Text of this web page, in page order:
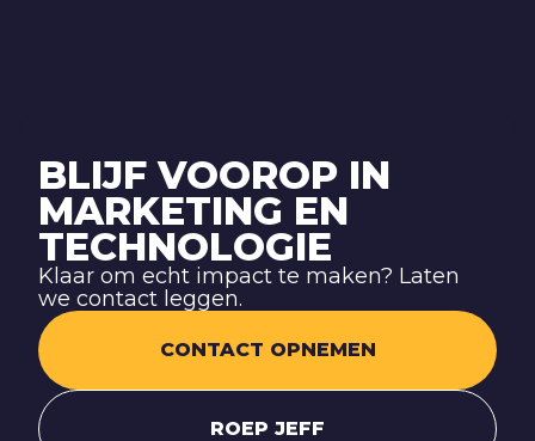
BLIJF VOOROP IN
MARKETING EN
TECHNOLOGIE
Klaar om echt impact te maken? Laten
we contact leggen.
CONTACT OPNEMEN
ROEP JEFF